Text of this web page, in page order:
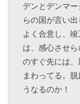
デンとデンマ
らの国が言い
よく合意し、
は、感心させ
のすぐ先には
まわってる。
うなるのか！